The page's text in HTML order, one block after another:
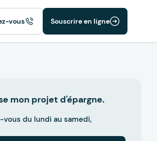
vous Souscrire en ligne
mon projet d'épargne.
vous du lundi au samedi,